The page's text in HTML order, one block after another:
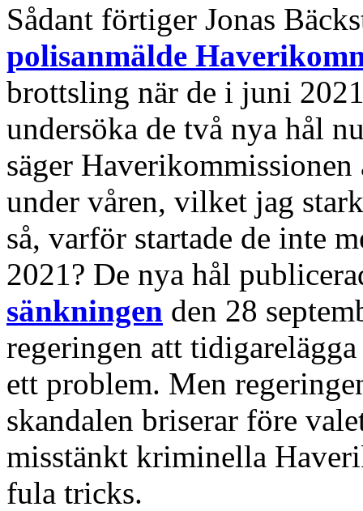
Sådant förtiger Jonas
polisanmälde
brottsling när de i juni
undersöka de två nya hål
säger
under våren, vilket jag
så, varför startade de inte
2021? De nya hål
sänkningen den 28
regeringen att
ett problem. Men
skandalen briserar före
misstänkt kriminella
fula tricks.